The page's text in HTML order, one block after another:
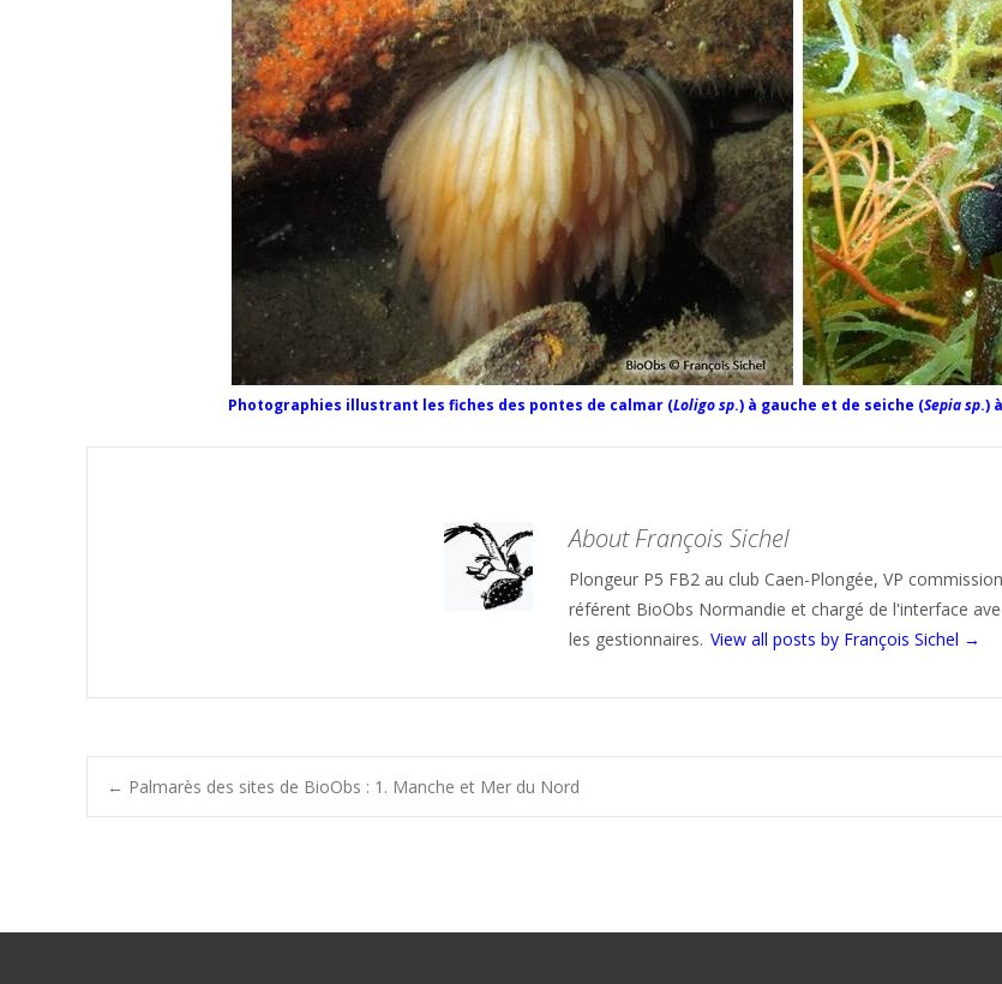
Photographies illustrant les fiches des pontes de calmar (Loligo sp.) à gauche et de seiche (Sepia sp.)
About François Sichel
Plongeur P5 FB2 au club Caen-Plongée, VP
référent BioObs Normandie et chargé de l'interface
les gestionnaires. View all posts by François Sichel →
Post
← Palmarès des sites de BioObs : 1. Manche et Mer du Nord